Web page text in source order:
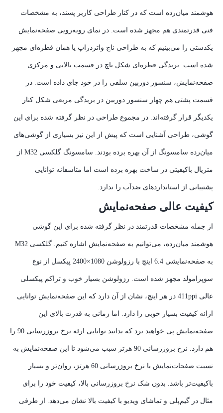
هوشمند میان‌رده است که در کنار طراحی کاربر پسند، به مشخصات
فنی قدرتمندی هم مجهز شده است. در نمای رو‌به‌رویی صفحه‌نمایش
یکدستی را می‌بینیم که به طراحی ناچ واتردراپ یا همان قطره‌ای مجهز
شده است. بریدگی قطره‌ای شکل ناچ در قسمت بالایی و مرکزی
صفحه‌نمایش، سنسور دوربین سلفی را در خود جای داده است. در
قسمت پشتی هم چهار سنسور دوربین در بریدگی مربعی شکل کنار
یکدیگر قرار گرفته‌اند. در مجموع طراحی در نظر گرفته شده برای این
گوشی، طراحی آشنایی است که پیش از این نیز بسیاری از گوشی‌های
میان‌رده سامسونگ از آن بهره برده بودند. سامسونگ گلکسی M32 از
متریال با‌کیفیتی در ساخت بهره برده است اما متاسفانه توانایی
پشتیبانی از استاندارد‌های ضدآب را ندارد.
کیفیت عالی صفحه‌نمایش
از جمله مشخصات قدرتمند در نظر گرفته شده برای این گوشی
هوشمند میان‌رده، می‌توانیم به صفحه‌نمایش اشاره کنیم. گلکسی M32
به صفحه‌نمایشی 6.4 اینچ با رزولوشن 1080×2400 پیکسل از نوع
سوپر‌امولد مجهز شده است. رزولوشن بسیار خوب و تراکم پیکسلی
عالی 411ppi در هر اینچ، نشان از آن دارد که این صفحه‌نمایش توانایی
ارائه کیفیت بسیار خوبی را دارد. اما زمانی به قدرت بالای این
صفحه‌نمایش پی خواهید برد که بدانید توانایی ارئه نرخ بروزرسانی 90 را
هم دارد. نرخ بروزرسانی 90 هرتز سبب می‌شود تا این صفحه‌نمایش به
نسبت صفحات‌نمایش با نرخ بروزرسانی 60 هرتز، روان‌تر و بسیار
باکیفیت‌تر باشد. بدون شک نرخ بروزرسانی بالا، کیفیت خود را برای
مثال در گیم‌پلی و تماشای ویدیو با کیفیت بالا نشان می‌دهد. از طرفی